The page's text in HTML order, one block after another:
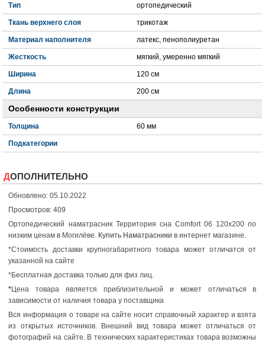
Тип ортопедический
Ткань верхнего слоя трикотаж
Материал наполнителя латекс, пенополиуретан
Жесткость мягкий, умеренно мягкий
Ширина 120 см
Длина 200 см
Особенности конструкции
Толщина 60 мм
Подкатегории
ДОПОЛНИТЕЛЬНО
Обновлено: 05.10.2022
Просмотров: 409
Ортопедический наматрасник Территория сна Comfort 06 120x200 по
низким ценам в Могилёве. Купить Наматрасники в интернет магазине.
*Стоимость доставки крупногабаритного товара может отличатся от
указанной на сайте
*Бесплатная доставка только для физ лиц.
*Цена товара является приблизительной и может отличаться в
зависимости от наличия товара у поставщика
Вся информация о товаре на сайте носит справочный характер и взята
из открытых источников. Внешний вид товара может отличаться от
фотографий на сайте. В технических характеристиках товара возможны